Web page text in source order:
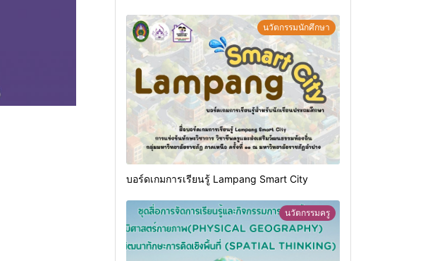
นวัตกรรมนักศึกษา
บอร์ดเกมการเรียนรู้ Lampang Smart City
นวัตกรรมครู